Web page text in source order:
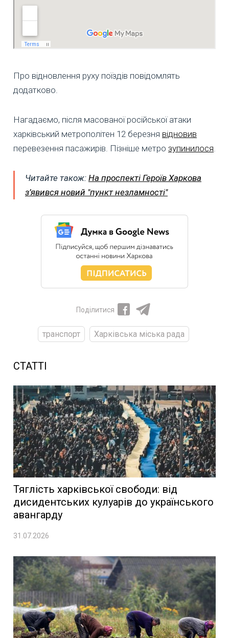
Про відновлення руху поїздів повідомлять
додатково.
Нагадаємо, після масованої російської атаки
харківський метрополітен 12 березня відновив
перевезення пасажирів. Пізніше метро зупинилося.
Читайте також: На проспекті Героїв Харкова
з’явився новий "пункт незламності"
Поділитися
транспорт Харківська міська рада
СТАТТІ
Тяглість харківської свободи: від
дисидентських кулуарів до українського
авангарду
31.07.2026